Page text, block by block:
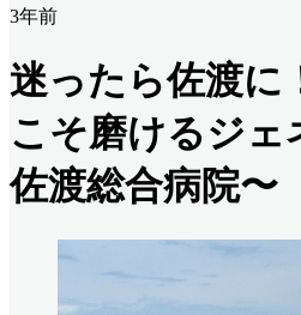
3年前
迷ったら佐渡に
こそ磨けるジェ
佐渡総合病院〜